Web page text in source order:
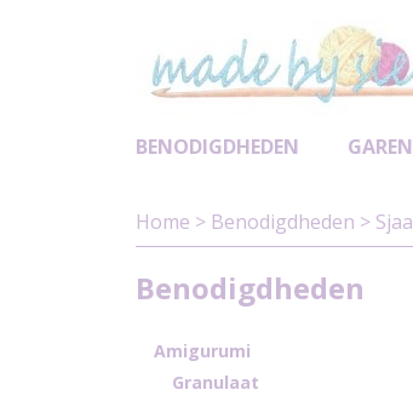
BENODIGDHEDEN GAREN
Home > Benodigdheden >
Benodigdheden
Amigurumi
Granulaat